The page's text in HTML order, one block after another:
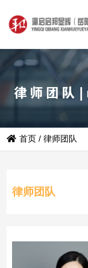
首页 /律师团队
律师团队